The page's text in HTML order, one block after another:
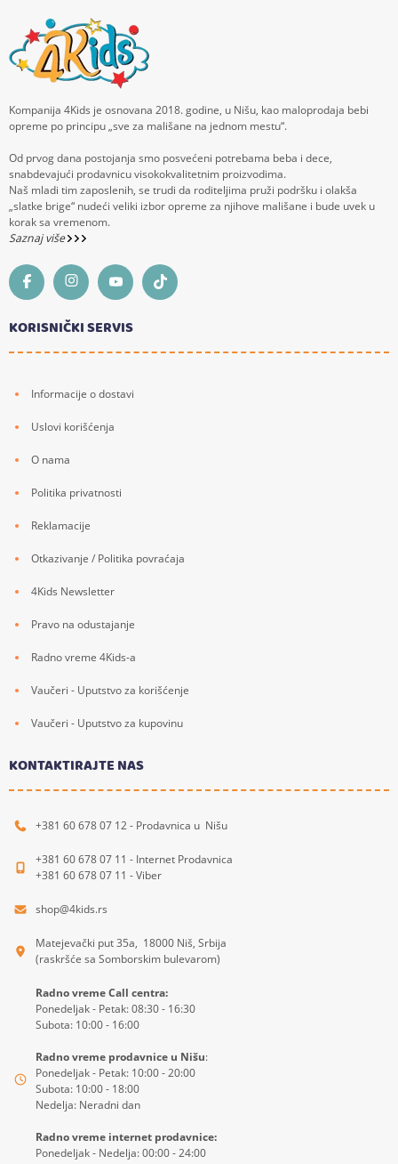
Kompanija 4Kids je osnovana 2018. godine, u Nišu, kao maloprodaja bebi
opreme po principu „sve za mališane na jednom mestu“.
Od prvog dana postojanja smo posvećeni potrebama beba i dece,
snabdevajući prodavnicu visokokvalitetnim proizvodima.
Naš mladi tim zaposlenih, se trudi da roditeljima pruži podršku i olakša
„slatke brige“ nudeći veliki izbor opreme za njihove mališane i bude uvek u
korak sa vremenom.
Saznaj više
KORISNIČKI SERVIS
Informacije o dostavi
Uslovi korišćenja
O nama
Politika privatnosti
Reklamacije
Otkazivanje / Politika povraćaja
4Kids Newsletter
Pravo na odustajanje
Radno vreme 4Kids-a
Vaučeri - Uputstvo za korišćenje
Vaučeri - Uputstvo za kupovinu
KONTAKTIRAJTE NAS
+381 60 678 07 12 - Prodavnica u Nišu
+381 60 678 07 11 - Internet Prodavnica
+381 60 678 07 11 - Viber
shop@4kids.rs
Matejevački put 35a, 18000 Niš, Srbija
(raskršće sa Somborskim bulevarom)
Radno vreme Call centra:
Ponedeljak - Petak: 08:30 - 16:30
Subota: 10:00 - 16:00
Radno vreme prodavnice u Nišu:
Ponedeljak - Petak: 10:00 - 20:00
Subota: 10:00 - 18:00
Nedelja: Neradni dan
Radno vreme internet prodavnice:
Ponedeljak - Nedelja: 00:00 - 24:00